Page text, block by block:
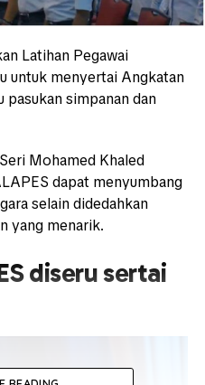
Latihan Pegawai
untuk menyertai Angkatan
pasukan simpanan dan
Mohamed Khaled
dapat menyumbang
selain didedahkan
yang menarik.
diseru sertai